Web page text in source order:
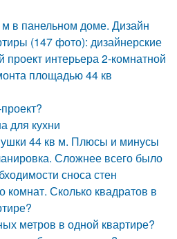
в панельном доме. Дизайн
(147 фото): дизайнерские
проект интерьера 2-комнатной
площадью 44 кв
для кухни
44 кв м. Плюсы и минусы
Сложнее всего было
сноса стен
комнат. Сколько квадратов в
метров в одной квартире?